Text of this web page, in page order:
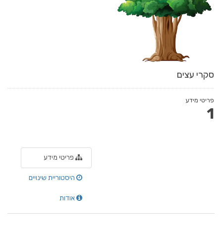
סקרי עצים
פריטי מידע
1
פריטי מידע
היסטוריית שינויים
אודות